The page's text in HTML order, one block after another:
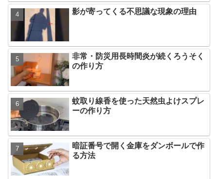
影が寄ってくる不思議な現象の理由
非常・防災用長時間炎が続くろうそく
の作り方
蚊取り線香を使った天然虫よけスプレ
ーの作り方
暗証番号で開く金庫をダンボールで作
る方法